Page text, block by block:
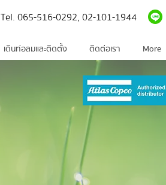
Tel. 065-516-0292, 02-101-1944
เดินท่อลมและติดตั้ง ติดต่อเรา More